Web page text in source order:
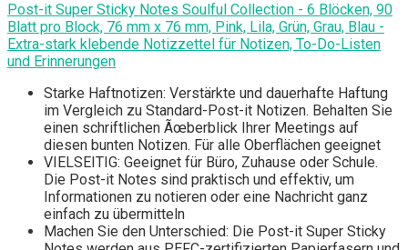
Post-it Super Sticky Notes Soulful Collection - 6 Blöcken, 90
Blatt pro Block, 76 mm x 76 mm, Pink, Lila, Grün, Grau, Blau -
Extra-stark klebende Notizzettel für Notizen, To-Do-Listen
und Erinnerungen
Starke Haftnotizen: Verstärkte und dauerhafte Haftung
im Vergleich zu Standard-Post-it Notizen. Behalten Sie
einen schriftlichen Ãœberblick Ihrer Meetings auf
diesen bunten Notizen. Für alle Oberflächen geeignet
VIELSEITIG: Geeignet für Büro, Zuhause oder Schule.
Die Post-it Notes sind praktisch und effektiv, um
Informationen zu notieren oder eine Nachricht ganz
einfach zu übermitteln
Machen Sie den Unterschied: Die Post-it Super Sticky